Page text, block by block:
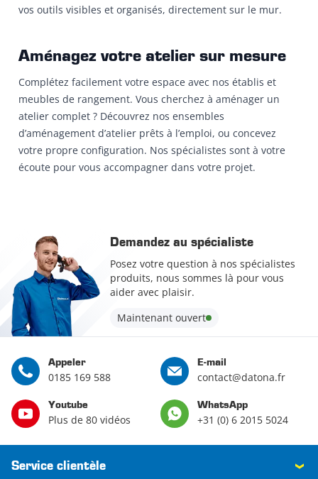
vos outils visibles et organisés, directement sur le mur.
Aménagez votre atelier sur mesure
Complétez facilement votre espace avec nos établis et
meubles de rangement. Vous cherchez à aménager un
atelier complet ? Découvrez nos ensembles
d’aménagement d’atelier prêts à l’emploi, ou concevez
votre propre configuration. Nos spécialistes sont à votre
écoute pour vous accompagner dans votre projet.
Demandez au spécialiste
Posez votre question à nos spécialistes
produits, nous sommes là pour vous
aider avec plaisir.
Maintenant ouvert
Appeler
0185 169 588
E-mail
contact@datona.fr
Youtube
Plus de 80 vidéos
WhatsApp
+31 (0) 6 2015 5024
Service clientèle